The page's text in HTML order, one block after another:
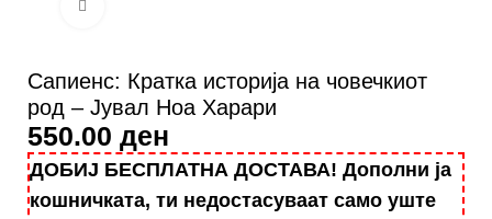
Сапиенс: Кратка историја на човечкиот
род – Јувал Ноа Харари
550.00 ден
ДОБИЈ БЕСПЛАТНА ДОСТАВА! Дополни ја
кошничката, ти недостасуваат само уште